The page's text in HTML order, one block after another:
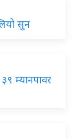
सुन
म्यानपावर